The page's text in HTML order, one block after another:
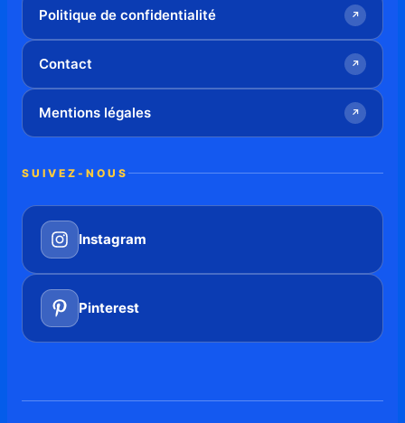
Politique de confidentialité ↗
Contact ↗
Mentions légales ↗
SUIVEZ-NOUS
Instagram
Pinterest